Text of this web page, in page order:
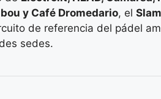
y Café Dromedario, el
de referencia del pádel
sedes.